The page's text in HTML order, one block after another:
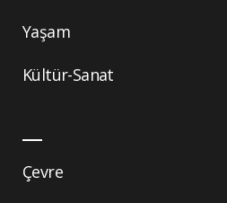
Yaşam
Kültür-Sanat
Çevre